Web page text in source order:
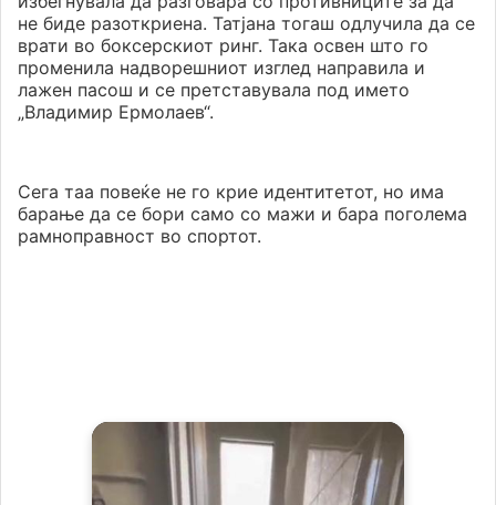
не биде разоткриена. Татјана тогаш одлучила да се
врати во боксерскиот ринг. Така освен што го
променила надворешниот изглед направила и
лажен пасош и се претставувала под името
„Владимир Ермолаев“.
Сега таа повеќе не го крие идентитетот, но има
барање да се бори само со мажи и бара поголема
рамноправност во спортот.